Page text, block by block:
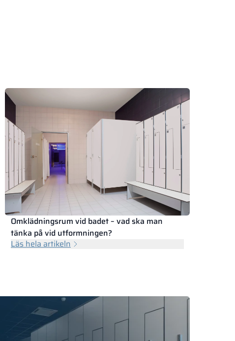
Omklädningsrum vid badet – vad ska man
tänka på vid utformningen?
Läs hela artikeln